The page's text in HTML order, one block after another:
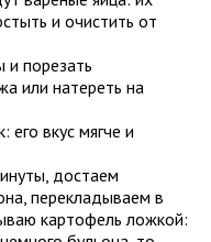
и очистить от
и порезать
или натереть на
его вкус мягче и
достаем
перекладываем в
картофель ложкой: